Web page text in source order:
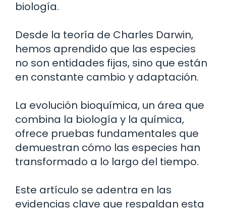
biología.
Desde la teoría de Charles Darwin,
hemos aprendido que las especies
no son entidades fijas, sino que están
en constante cambio y adaptación.
La evolución bioquímica, un área que
combina la biología y la química,
ofrece pruebas fundamentales que
demuestran cómo las especies han
transformado a lo largo del tiempo.
Este artículo se adentra en las
evidencias clave que respaldan esta